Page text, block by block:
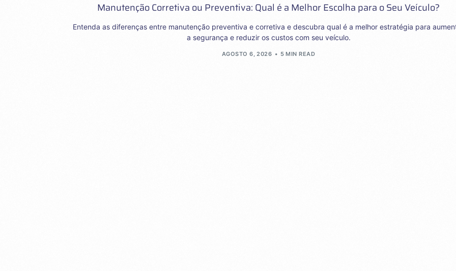
Manutenção Corretiva ou Preventiva: Qual é a Melhor Escolha para o Seu Veículo?
Entenda as diferenças entre manutenção preventiva e corretiva e descubra qual é a melhor estratégia para
a segurança e reduzir os custos com seu veículo.
AGOSTO 6, 2026 5 MIN READ